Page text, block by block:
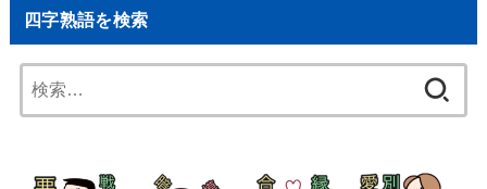
四字熟語を検索
索: